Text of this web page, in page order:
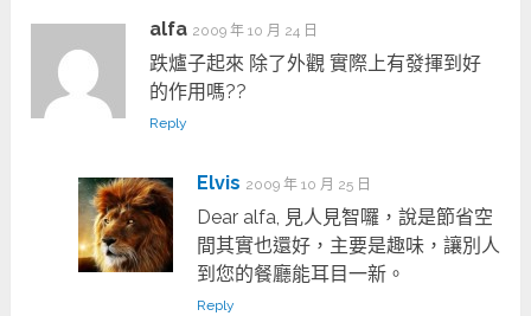
alfa 2009 年 10 月 24 日
跌爐子起來 除了外觀 實際上有發揮到好
的作用嗎??
Reply
Elvis 2009 年 10 月 25 日
Dear alfa, 見人見智囉，說是節省空
間其實也還好，主要是趣味，讓別人
到您的餐廳能耳目一新。
Reply